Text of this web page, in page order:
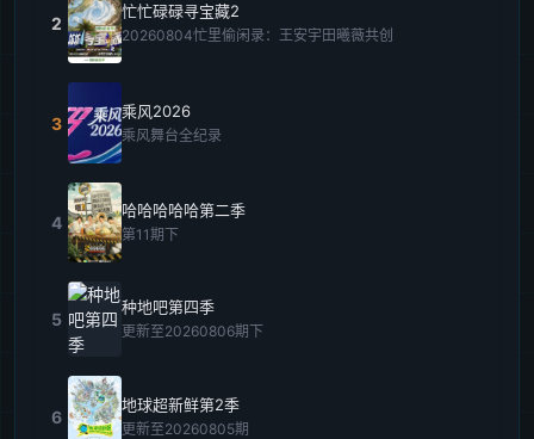
2
忙忙碌碌寻宝藏2
20260804忙里偷闲录：王安宇田曦薇共创
3
乘风2026
乘风舞台全纪录
4
哈哈哈哈哈第二季
第11期下
5
种地吧第四季
更新至20260806期下
6
地球超新鲜第2季
更新至20260805期